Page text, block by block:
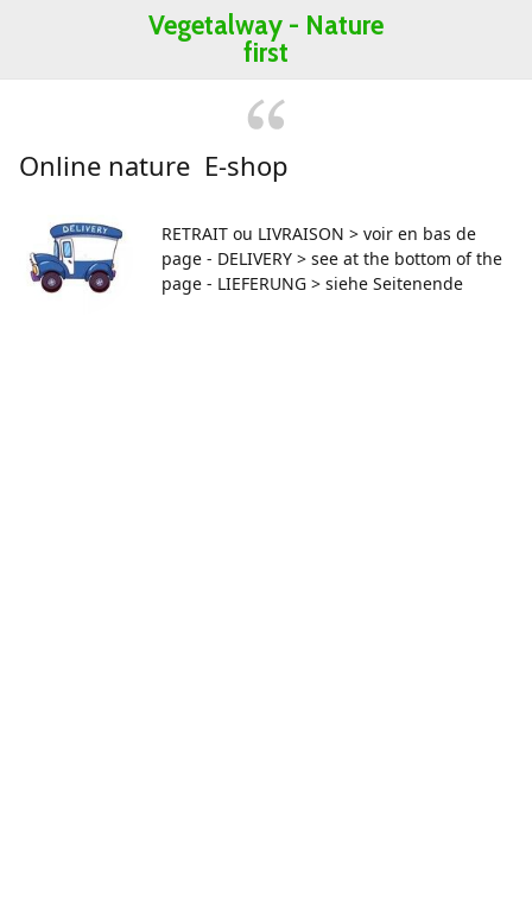
Vegetalway - Nature
first
Online nature E-shop
RETRAIT ou LIVRAISON > voir en bas de
page - DELIVERY > see at the bottom of the
page - LIEFERUNG > siehe Seitenende